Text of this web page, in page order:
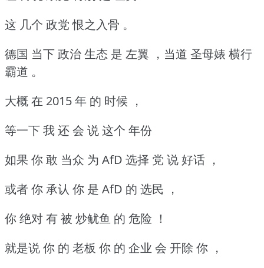
这 几个 政党 恨之入骨 。
德国 当下 政治 生态 是 左翼 ，当道 圣母婊 横行
霸道 。
大概 在 2015 年 的 时候 ，
等一下 我 还 会 说 这个 年份
如果 你 敢 当众 为 AfD 选择 党 说 好话 ，
或者 你 承认 你 是 AfD 的 选民 ，
你 绝对 有 被 炒鱿鱼 的 危险 ！
就是说 你 的 老板 你 的 企业 会 开除 你 ，